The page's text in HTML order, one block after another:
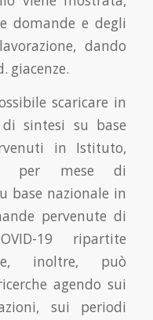
domande e degli
dando
giacenze.
scaricare in
sintesi su base
in Istituto,
per mese di
base nazionale in
pervenute di
19 ripartite
inoltre, può
agendo sui
sui periodi